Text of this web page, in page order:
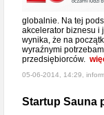
globalnie. Na tej
akcelerator biznesu i
wynika, że na
wyraźnymi
przedsiębiorców.
05-06-2014, 14:29,
Startup Sauna